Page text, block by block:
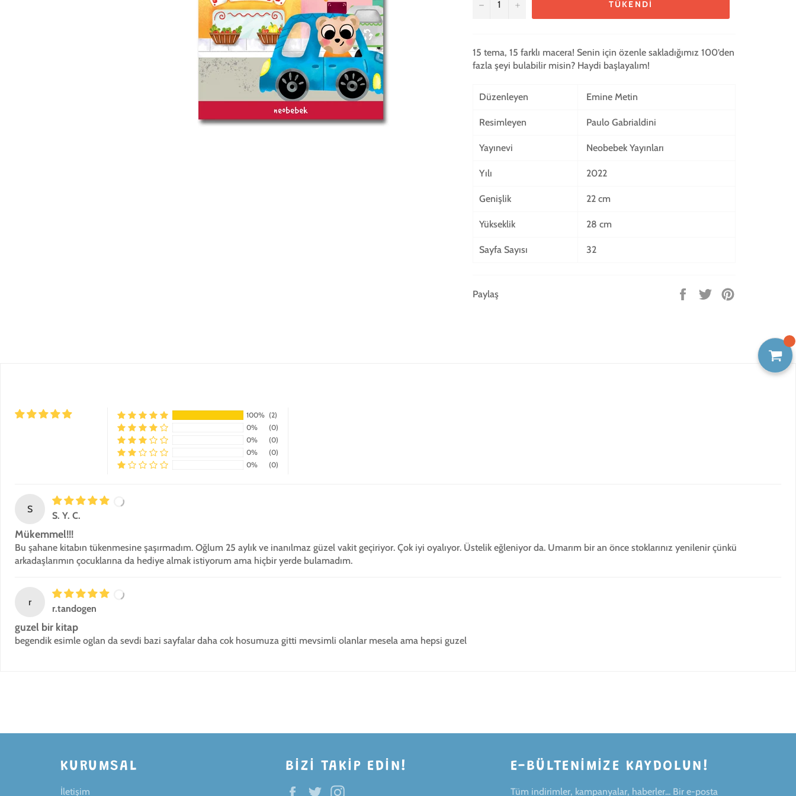
− + TÜKENDI
15 tema, 15 farklı macera! Senin için özenle sakladığımız 100’den
fazla şeyi bulabilir misin? Haydi başlayalım!
Düzenleyen Emine Metin
Resimleyen Paulo Gabrialdini
Yayınevi Neobebek Yayınları
Yılı 2022
Genişlik 22 cm
Yükseklik 28 cm
Sayfa Sayısı 32
Paylaş
Facebook'taTwitter'da
100% (2)
0%
(0)
0%
(0)
0%
(0)
0%
(0)
S
S. Y. C.
Mükemmel!!!
Bu şahane kitabın tükenmesine şaşırmadım. Oğlum 25 aylık ve inanılmaz güzel vakit geçiriyor. Çok iyi oyalıyor. Üstelik eğleniyor da. Umarım bir an önce stoklarınız yenilenir çünkü
arkadaşlarımın çocuklarına da hediye almak istiyorum ama hiçbir yerde bulamadım.
r
r.tandogen
guzel bir kitap
begendik esimle oglan da sevdi bazi sayfalar daha cok hosumuza gitti mevsimli olanlar mesela ama hepsi guzel
KURUMSAL
İletişim
BIZI TAKIP EDIN!
Facebook
Twitter
E-BÜLTENIMIZE KAYDOLUN!
Tüm indirimler, kampanyalar, haberler... Bir e-posta